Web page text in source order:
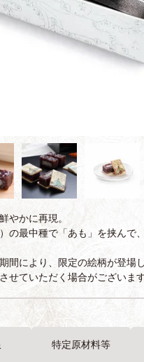
やかに再現。
の最中種で「あも」を挟んで
間により、限定の絵柄が登場し
ていただく場合がございます
特定原材料等